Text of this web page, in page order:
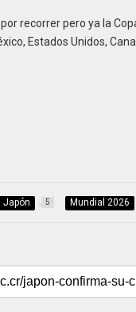
recorrer pero ya la
Estados Unidos,
Japón 5 Mundial 2026